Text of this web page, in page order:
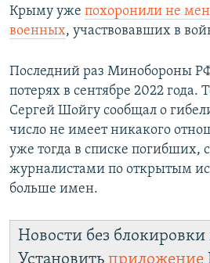
Крыму уже похоронили не
военных, участвовавших в
Последний раз Минобороны
потерях в сентябре 2022 года.
Сергей Шойгу сообщал о
число не имеет никакого
уже тогда в списке погибших,
журналистами по открытым
больше имен.
Новости без
Установить приложение